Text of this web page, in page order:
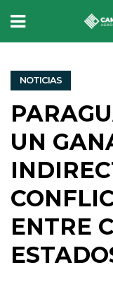
NOTICIAS
UN
ENTRE